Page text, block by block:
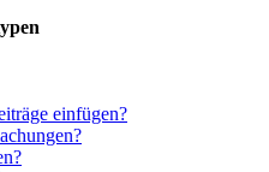
einfügen?